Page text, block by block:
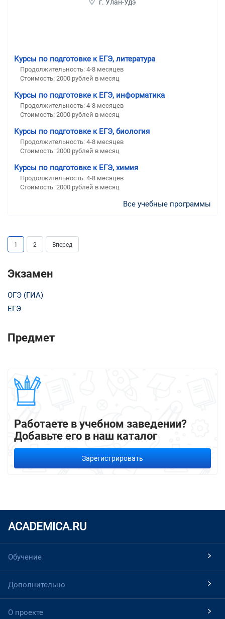
г. Улан-Удэ
Курсы по подготовке к ЕГЭ, литература
Продолжительность: 4-8 месяцев
Стоимость: 2000 рублей в месяц
Курсы по подготовке к ЕГЭ, информатика
Продолжительность: 4-8 месяцев
Стоимость: 2000 рублей в месяц
Курсы по подготовке к ЕГЭ, биология
Продолжительность: 4-8 месяцев
Стоимость: 2000 рублей в месяц
Курсы по подготовке к ЕГЭ, химия
Продолжительность: 4-8 месяцев
Стоимость: 2000 рублей в месяц
Все учебные программы
1 2 Вперед
Экзамен
ОГЭ (ГИА)
ЕГЭ
Предмет
Работаете в учебном заведении?
Добавьте его в наш каталог
Зарегистрировать
ACADEMICA.RU
Обучение
Дополнительно
О проекте